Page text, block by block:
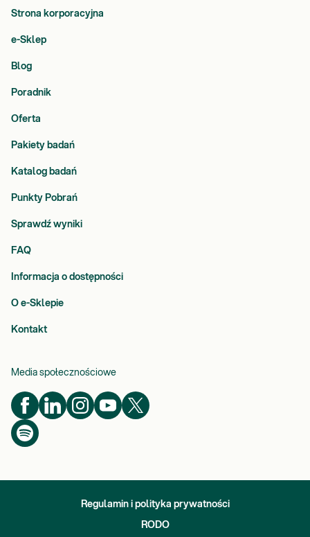
Strona korporacyjna
e-Sklep
Blog
Poradnik
Oferta
Pakiety badań
Katalog badań
Punkty Pobrań
Sprawdź wyniki
FAQ
Informacja o dostępności
O e-Sklepie
Kontakt
Media społecznościowe
Regulamin i polityka prywatności
RODO